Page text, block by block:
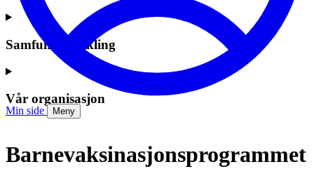
Min side Meny
Samfunnsutvikling
Vår organisasjon
Barnevaksinasjonsprogrammet